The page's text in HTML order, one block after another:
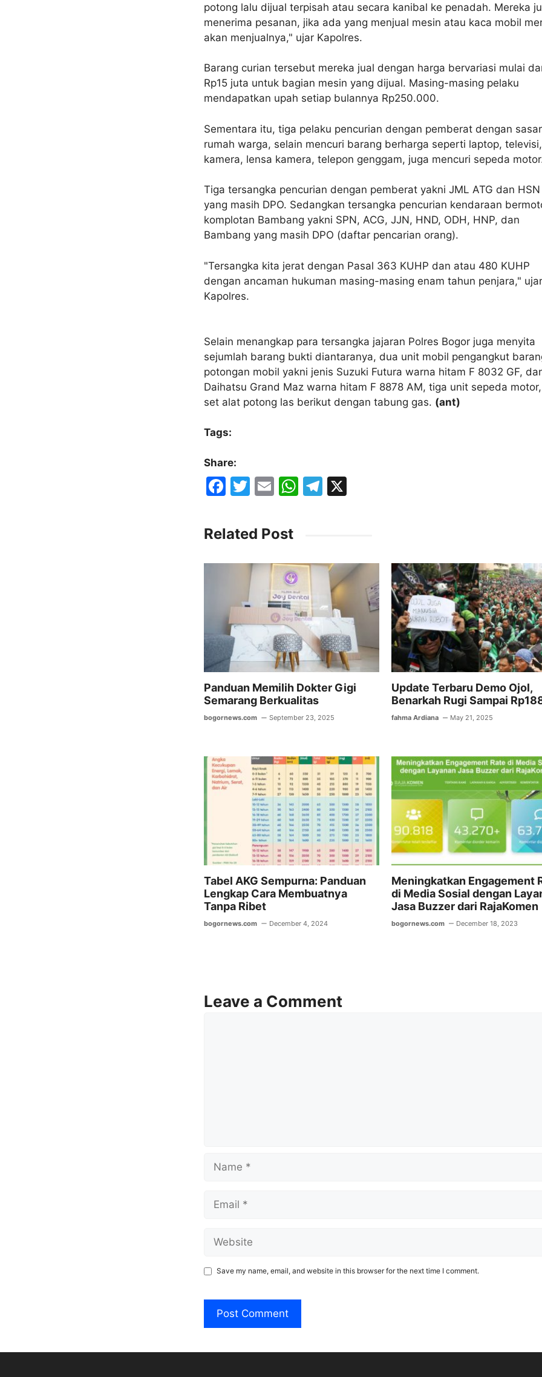
potong lalu dijual terpisah atau secara kanibal ke penadah. Mereka
menerima pesanan, jika ada yang menjual mesin atau kaca mobil
akan menjualnya," ujar Kapolres.
Barang curian tersebut mereka jual dengan harga bervariasi mulai
Rp15 juta untuk bagian mesin yang dijual. Masing-masing pelaku
mendapatkan upah setiap bulannya Rp250.000.
Sementara itu, tiga pelaku pencurian dengan pemberat dengan
rumah warga, selain mencuri barang berharga seperti laptop, televisi,
kamera, lensa kamera, telepon genggam, juga mencuri sepeda
Tiga tersangka pencurian dengan pemberat yakni JML ATG dan HSN
yang masih DPO. Sedangkan tersangka pencurian kendaraan
komplotan Bambang yakni SPN, ACG, JJN, HND, ODH, HNP, dan
Bambang yang masih DPO (daftar pencarian orang).
"Tersangka kita jerat dengan Pasal 363 KUHP dan atau 480 KUHP
dengan ancaman hukuman masing-masing enam tahun penjara," ujar
Kapolres.
Selain menangkap para tersangka jajaran Polres Bogor juga menyita
sejumlah barang bukti diantaranya, dua unit mobil pengangkut
potongan mobil yakni jenis Suzuki Futura warna hitam F 8032 GF,
Daihatsu Grand Maz warna hitam F 8878 AM, tiga unit sepeda
set alat potong las berikut dengan tabung gas. (ant)
Tags:
Share:
F
c
e
b
o
k
T
itt
er
E
ai
l
W
A
p
p
T
a
m
Related Post
Panduan Memilih Dokter Gigi
Semarang Berkualitas
bogornews.com September 23, 2025
Update Terbaru Demo Ojol,
Benarkah Rugi Sampai
fahma Ardiana May 21, 2025
Tabel AKG Sempurna: Panduan
Lengkap Cara Membuatnya
Tanpa Ribet
bogornews.com December 4, 2024
Meningkatkan Engagement
di Media Sosial dengan
Jasa Buzzer dari RajaKomen
bogornews.com December 18, 2023
Leave a Comment
Name
Email
Website
Save my name, email, and website in this browser for the next time I comment.